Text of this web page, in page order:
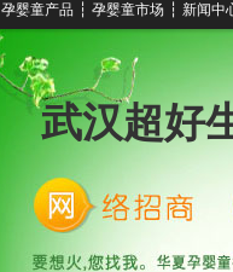
孕婴童产品 ┆ 孕婴童市场 ┆ 新闻中
武汉超好